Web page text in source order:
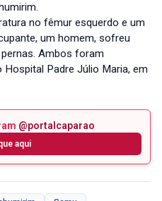
no fêmur esquerdo e um
um homem, sofreu
Ambos foram
Padre Júlio Maria, em
@portalcaparao
aqui